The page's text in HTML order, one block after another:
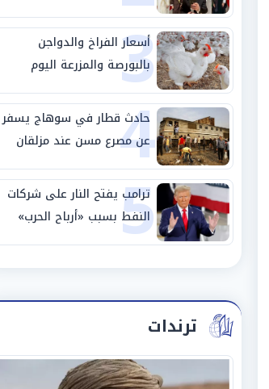
حتمية.. «تفعيل الإرادة»
مهمة الجامعة العربية
3
أسعار الفراخ والدواجن
بالبورصة والمزرعة اليوم
الثلاثاء 4-8-2026
4
حادث قطار في سوهاج يسفر
عن مصرع مسن عند مزلقان
المراغة
5
ترامب يفتح النار على شركات
النفط بسبب «أرباح الحرب»
ترندات